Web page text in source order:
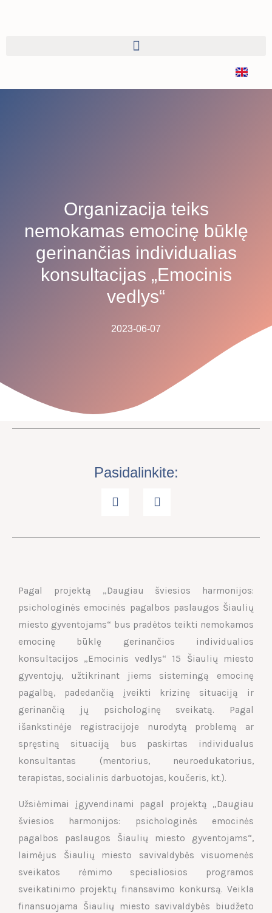
Organizacija teiks
nemokamas emocinę būklę
gerinančias individualias
konsultacijas „Emocinis
vedlys“
2023-06-07
Pasidalinkite:
Pagal projektą „Daugiau šviesios harmonijos:
psichologinės emocinės pagalbos paslaugos Šiaulių
miesto gyventojams“ bus pradėtos teikti nemokamos
emocinę būklę gerinančios individualios
konsultacijos „Emocinis vedlys“ 15 Šiaulių miesto
gyventojų, užtikrinant jiems sistemingą emocinę
pagalbą, padedančią įveikti krizinę situaciją ir
gerinančią jų psichologinę sveikatą. Pagal
išankstinėje registracijoje nurodytą problemą ar
spręstiną situaciją bus paskirtas individualus
konsultantas (mentorius, neuroedukatorius,
terapistas, socialinis darbuotojas, koučeris, kt.).
Užsiėmimai įgyvendinami pagal projektą „Daugiau
šviesios harmonijos: psichologinės emocinės
pagalbos paslaugos Šiaulių miesto gyventojams“,
laimėjus Šiaulių miesto savivaldybės visuomenės
sveikatos rėmimo specialiosios programos
sveikatinimo projektų finansavimo konkursą. Veikla
finansuojama Šiaulių miesto savivaldybės biudžeto